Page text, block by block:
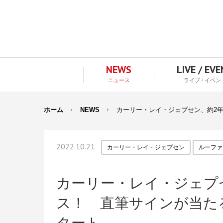
NEWS
ニュース
LIVE /
ライブ / イベン
ホーム NEWS カーリー・レイ・ジェプセン、約2
2022.10.21 カーリー・レイ・ジェプセン ルーフ
カーリー・レイ・ジェ
ス！ 直筆サインが当た